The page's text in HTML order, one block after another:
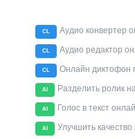
CL Аудио конвертер
CL Аудио редактор
CL Онлайн диктофон
AI Разделить ролик
AI Голос в текст
AI Улучшить качество